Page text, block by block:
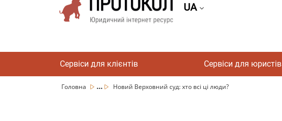
UA
Сервіси для клієнтів Сервіси для юристів
Головна ... Новий Верховний суд: хто всі ці люди?